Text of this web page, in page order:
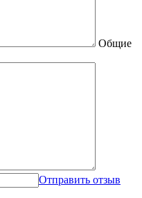
Общие
Отправить отзыв